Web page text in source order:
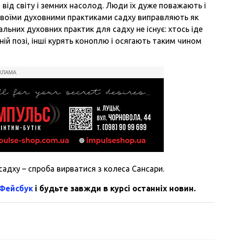
від світу і земних насолод. Люди їх дуже поважають і
духовними практиками садху виправляють як
духовних практик для садху не існує: хтось іде
позі, інші курять коноплю і осягають таким чином
– спроба вирватися з колеса Сансари.
і будьте завжди в курсі останніх новин.